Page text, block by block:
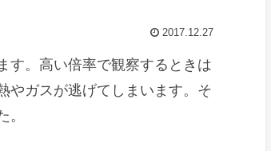
2017.12.27
す。高い倍率で観察するときは
やガスが逃げてしまいます。そ